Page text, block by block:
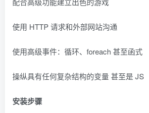
使用 HTTP 请求和外部网站沟通
使用高级事件：循环、foreach 甚至函式
操纵具有任何复杂结构的变量 甚至是 JS
安装步骤